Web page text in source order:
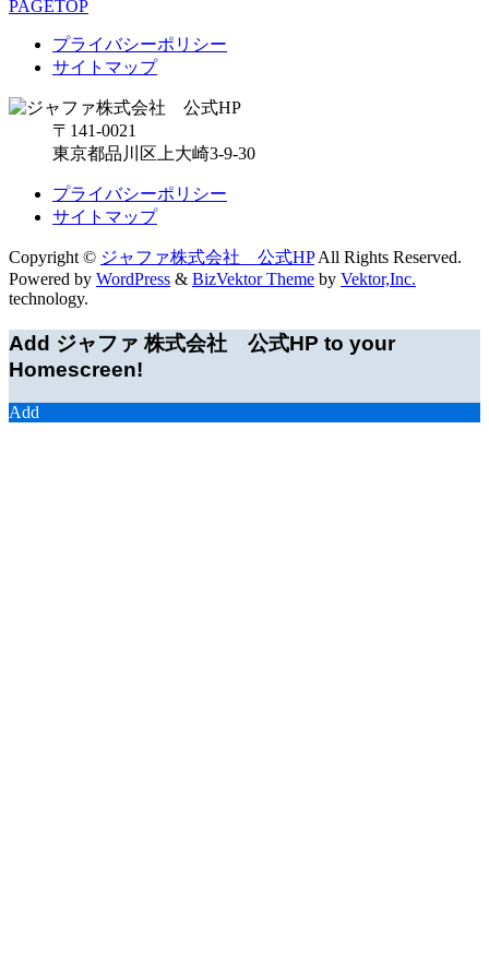
PAGETOP
プライバシーポリシー
サイトマップ
〒141-0021
東京都品川区上大崎3-9-30
プライバシーポリシー
サイトマップ
Copyright © ジャファ株式会社 公式HPAll Rights Reserved.
Powered by WordPress & BizVektor Theme by Vektor,Inc.
technology.
Add ジャファ 株式会社 公式HP to your
Homescreen!
Add